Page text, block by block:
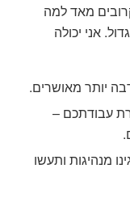
מאד למה
אני יכולה
יותר מאושרים.
עבודתכם –
מנהיגות ותעשו